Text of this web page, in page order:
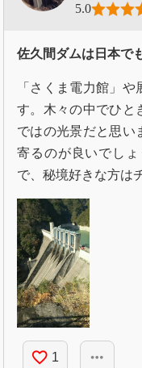
5.0
佐久間ダムは日本で
「さくま電力館」
す。木々の中でひと
ではの光景だと思い
寄るのが良いでし
で、秘境好きな方は
favorite_border 1 more_horiz